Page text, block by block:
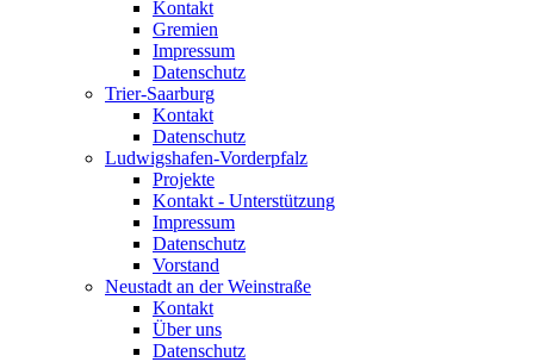
Kontakt
Gremien
Impressum
Datenschutz
Trier-Saarburg
Kontakt
Datenschutz
Ludwigshafen-Vorderpfalz
Projekte
Kontakt - Unterstützung
Impressum
Datenschutz
Vorstand
Neustadt an der Weinstraße
Kontakt
Über uns
Datenschutz